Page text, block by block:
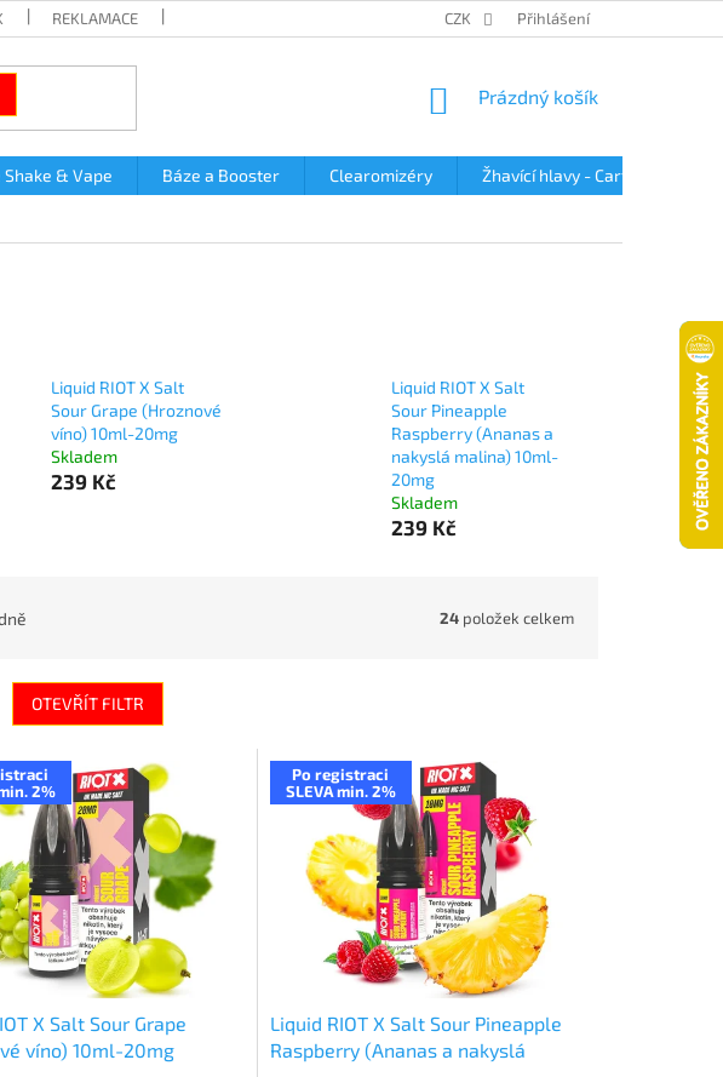
REKLAMACE PODMÍNKY OCHRANY OSOBNÍCH ÚDAJŮ
CZK Přihlášení
NÁKUPNÍ
Prázdný košík
& Vape Báze a Booster Clearomizéry Žhavící hlavy - Cartridge
Liquid RIOT X Salt
Sour Grape (Hroznové
víno) 10ml-20mg
Skladem
239 Kč
Liquid RIOT X Salt
Sour Pineapple
Raspberry (Ananas a
nakyslá malina) 10ml-
20mg
Skladem
239 Kč
24 položek celkem
OTEVŘÍT FILTR
2%
X Salt Sour Grape
víno) 10ml-20mg
Po registraci
SLEVA min. 2%
Liquid RIOT X Salt Sour Pineapple
Raspberry (Ananas a nakyslá